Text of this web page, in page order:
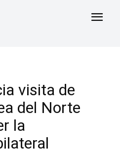
visita de
del Norte
la